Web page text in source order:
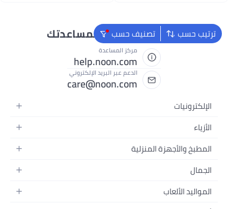
ترتيب حسب تصنيف حسب
نحن دائماً جاهزون لمساعدتك
مركز المساعدة
help.noon.com
الدعم عبر البريد الإلكتروني
care@noon.com
الإلكترونيات
الهواتف المتحركة
أجهزة الكمبيوتر المحمولة
أجهزة الكمبيوتر المكتبية
سماعات الرأس
الأزياء
أزياء نسائية
أزياء الأطفال
العطور
المطبخ والأجهزة المنزلية
الأجهزة الكبيرة
أثاث غرفة النوم
الجمال
العطور
المواليد الألعاب